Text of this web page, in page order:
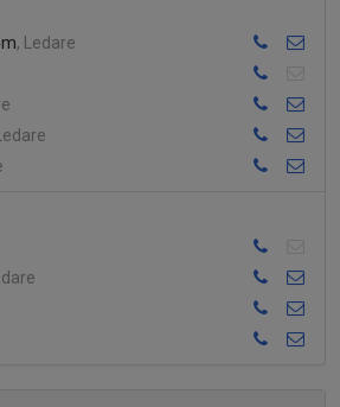
, Ledare